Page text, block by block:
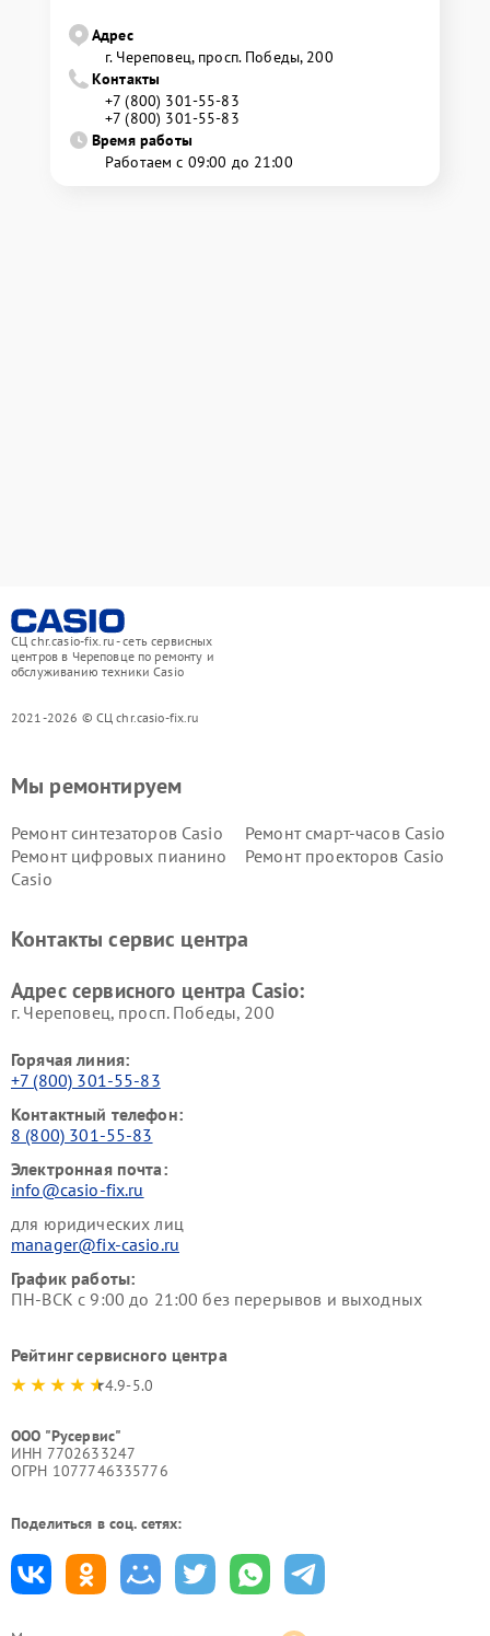
Адрес
г. Череповец, просп. Победы, 200
Контакты
+7 (800) 301-55-83
+7 (800) 301-55-83
Время работы
Работаем с 09:00 до 21:00
СЦ chr.casio-fix.ru - сеть сервисных
центров в Череповце по ремонту и
обслуживанию техники Casio
2021-2026 © СЦ chr.casio-fix.ru
Мы ремонтируем
Ремонт синтезаторов Casio
Ремонт смарт-часов Casio
Ремонт цифровых пианино
Casio
Ремонт проекторов Casio
Контакты сервис центра
Адрес сервисного центра Casio:
г. Череповец, просп. Победы, 200
Горячая линия:
+7 (800) 301-55-83
Контактный телефон:
8 (800) 301-55-83
Электронная почта:
info@casio-fix.ru
для юридических лиц
manager@fix-casio.ru
График работы:
ПН-ВСК с 9:00 до 21:00 без перерывов и выходных
Рейтинг сервисного центра
4.9-5.0
ООО "Русервис"
ИНН 7702633247
ОГРН 1077746335776
Поделиться в соц. сетях: